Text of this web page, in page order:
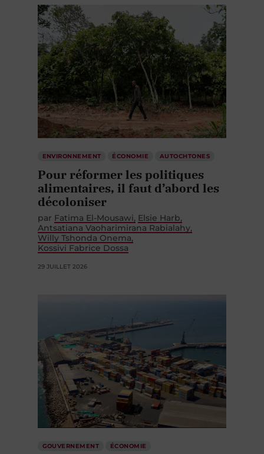
ENVIRONNEMENT ÉCONOMIE AUTOCHTONES
Pour réformer les politiques
alimentaires, il faut d’abord les
décoloniser
par Fatima El-Mousawi Elsie Harb
Antsatiana Vaoharimirana Rabialahy
Willy Tshonda Onema
Kossivi Fabrice Dossa
29 JUILLET 2026
GOUVERNEMENT ÉCONOMIE